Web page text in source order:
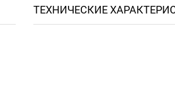
ТЕХНИЧЕСКИЕ